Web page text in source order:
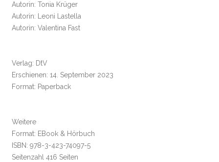
Autorin: Tonia Krüger
Autorin: Leoni Lastella
Autorin: Valentina Fast
Verlag: DtV
Erschienen: 14. September 2023
Format: Paperback
Weitere
Format: EBook & Hörbuch
ISBN: 978-3-423-74097-5
Seitenzahl 416 Seiten